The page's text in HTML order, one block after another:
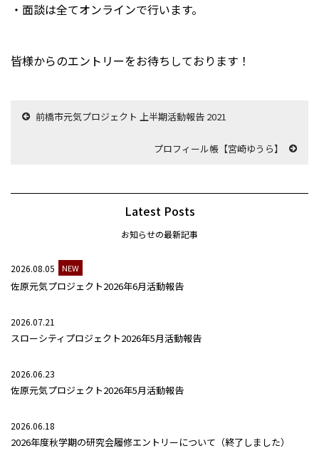
・面談は全てオンラインで行います。
皆様からのエントリーをお待ちしております！
前橋市元気プロジェクト 上半期活動報告 2021
プロフィール帳【宮崎ゆうら】
Latest Posts
お知らせの最新記事
2026.08.05 NEW
佐原元気プロジェクト2026年6月活動報告
2026.07.21
スローシティプロジェクト2026年5月活動報告
2026.06.23
佐原元気プロジェクト2026年5月活動報告
2026.06.18
2026年度秋学期の研究会履修エントリーについて（終了しました）